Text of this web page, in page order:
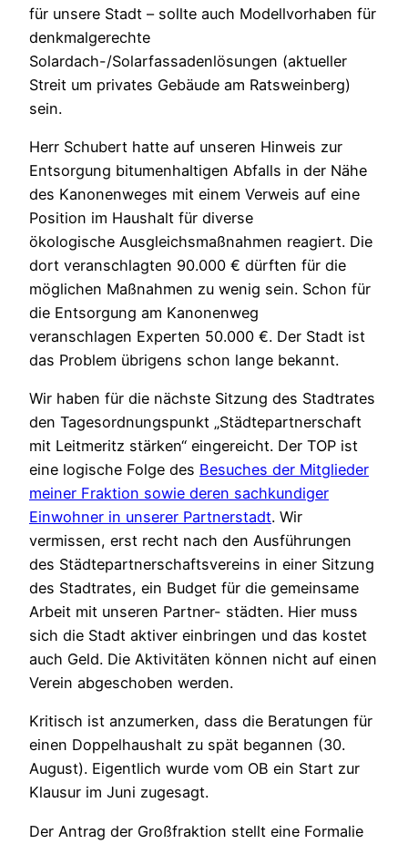
für unsere Stadt – sollte auch Modellvorhaben für
denkmalgerechte
Solardach-/Solarfassadenlösungen (aktueller
Streit um privates Gebäude am Ratsweinberg)
sein.
Herr Schubert hatte auf unseren Hinweis zur
Entsorgung bitumenhaltigen Abfalls in der Nähe
des Kanonenweges mit einem Verweis auf eine
Position im Haushalt für diverse
ökologische Ausgleichsmaßnahmen reagiert. Die
dort veranschlagten 90.000 € dürften für die
möglichen Maßnahmen zu wenig sein. Schon für
die Entsorgung am Kanonenweg
veranschlagen Experten 50.000 €. Der Stadt ist
das Problem übrigens schon lange bekannt.
Wir haben für die nächste Sitzung des Stadtrates
den Tagesordnungspunkt „Städtepartnerschaft
mit Leitmeritz stärken“ eingereicht. Der TOP ist
eine logische Folge des Besuches der Mitglieder
meiner Fraktion sowie deren sachkundiger
Einwohner in unserer Partnerstadt. Wir
vermissen, erst recht nach den Ausführungen
des Städtepartnerschaftsvereins in einer Sitzung
des Stadtrates, ein Budget für die gemeinsame
Arbeit mit unseren Partner- städten. Hier muss
sich die Stadt aktiver einbringen und das kostet
auch Geld. Die Aktivitäten können nicht auf einen
Verein abgeschoben werden.
Kritisch ist anzumerken, dass die Beratungen für
einen Doppelhaushalt zu spät begannen (30.
August). Eigentlich wurde vom OB ein Start zur
Klausur im Juni zugesagt.
Der Antrag der Großfraktion stellt eine Formalie